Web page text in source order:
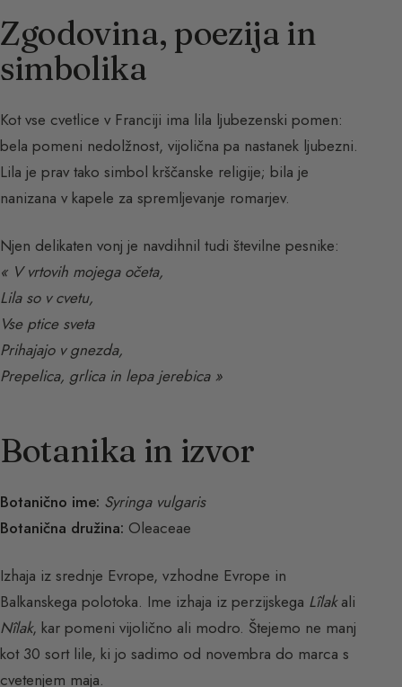
Zgodovina, poezija in
simbolika
Kot vse cvetlice v Franciji ima lila ljubezenski pomen:
bela pomeni nedolžnost, vijolična pa nastanek ljubezni.
Lila je prav tako simbol krščanske religije; bila je
nanizana v kapele za spremljevanje romarjev.
Njen delikaten vonj je navdihnil tudi številne pesnike:
« V vrtovih mojega očeta,
Lila so v cvetu,
Vse ptice sveta
Prihajajo v gnezda,
Prepelica, grlica in lepa jerebica »
Botanika in izvor
Botanično ime: Syringa vulgaris
Botanična družina: Oleaceae
Izhaja iz srednje Evrope, vzhodne Evrope in
Balkanskega polotoka. Ime izhaja iz perzijskega Lîlakali
Nîlak, kar pomeni vijolično ali modro. Štejemo ne manj
kot 30 sort lile, ki jo sadimo od novembra do marca s
cvetenjem maja.